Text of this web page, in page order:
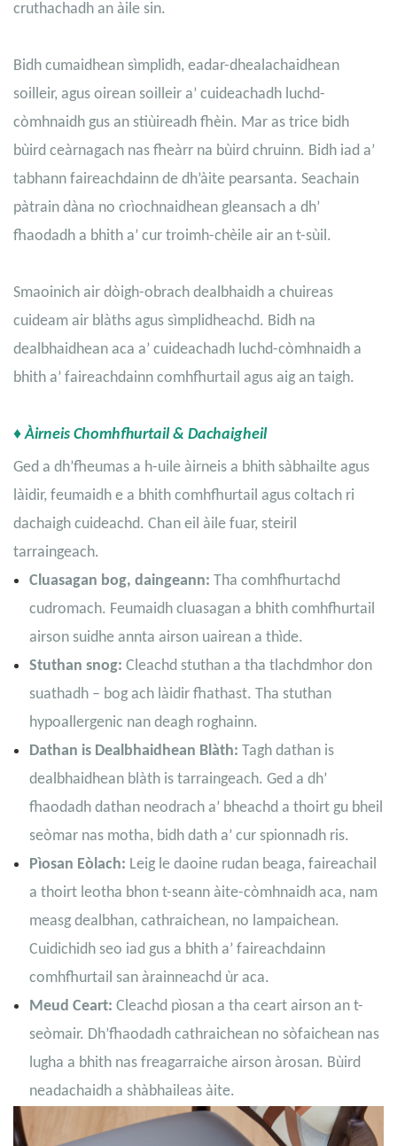
cruthachadh an àile sin.
Bidh cumaidhean sìmplidh, eadar-dhealachaidhean
soilleir, agus oirean soilleir a’ cuideachadh luchd-
còmhnaidh gus an stiùireadh fhèin. Mar as trice bidh
bùird ceàrnagach nas fheàrr na bùird chruinn. Bidh iad a’
tabhann faireachdainn de dh’àite pearsanta. Seachain
pàtrain dàna no crìochnaidhean gleansach a dh’
fhaodadh a bhith a’ cur troimh-chèile air an t-sùil.
Smaoinich air dòigh-obrach dealbhaidh a chuireas
cuideam air blàths agus sìmplidheachd. Bidh na
dealbhaidhean aca a’ cuideachadh luchd-còmhnaidh a
bhith a’ faireachdainn comhfhurtail agus aig an taigh.
♦ Àirneis Chomhfhurtail & Dachaigheil
Ged a dh’fheumas a h-uile àirneis a bhith sàbhailte agus
làidir, feumaidh e a bhith comhfhurtail agus coltach ri
dachaigh cuideachd. Chan eil àile fuar, steiril
tarraingeach.
Cluasagan bog, daingeann: Tha comhfhurtachd
cudromach. Feumaidh cluasagan a bhith comhfhurtail
airson suidhe annta airson uairean a thìde.
Stuthan snog: Cleachd stuthan a tha tlachdmhor don
suathadh – bog ach làidir fhathast. Tha stuthan
hypoallergenic nan deagh roghainn.
Dathan is Dealbhaidhean Blàth: Tagh dathan is
dealbhaidhean blàth is tarraingeach. Ged a dh’
fhaodadh dathan neodrach a’ bheachd a thoirt gu bheil
seòmar nas motha, bidh dath a’ cur spionnadh ris.
Pìosan Eòlach: Leig le daoine rudan beaga, faireachail
a thoirt leotha bhon t-seann àite-còmhnaidh aca, nam
measg dealbhan, cathraichean, no lampaichean.
Cuidichidh seo iad gus a bhith a’ faireachdainn
comhfhurtail san àrainneachd ùr aca.
Meud Ceart: Cleachd pìosan a tha ceart airson an t-
seòmair. Dh’fhaodadh cathraichean no sòfaichean nas
lugha a bhith nas freagarraiche airson àrosan. Bùird
neadachaidh a shàbhaileas àite.